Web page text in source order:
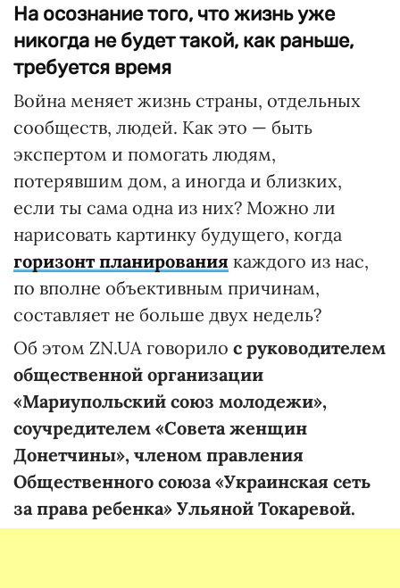
На осознание того, что жизнь уже
никогда не будет такой, как раньше,
требуется время
Война меняет жизнь страны, отдельных
сообществ, людей. Как это — быть
экспертом и помогать людям,
потерявшим дом, а иногда и близких,
если ты сама одна из них? Можно ли
нарисовать картинку будущего, когда
горизонт планирования каждого из нас,
по вполне объективным причинам,
составляет не больше двух недель?
Об этом ZN.UA говорило с руководителем
общественной организации
«Мариупольский союз молодежи»,
соучредителем «Совета женщин
Донетчины», членом правления
Общественного союза «Украинская сеть
за права ребенка» Ульяной Токаревой.